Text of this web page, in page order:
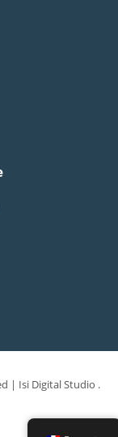
| Isi Digital Studio .